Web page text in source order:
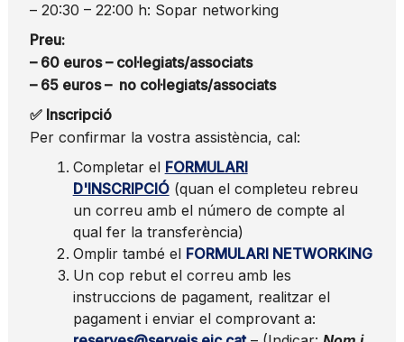
– 20:30 – 22:00 h: Sopar networking
Preu:
– 60 euros – col·legiats/associats
– 65 euros – no col·legiats/associats
✅ Inscripció
Per confirmar la vostra assistència, cal:
Completar el FORMULARI
D'INSCRIPCIÓ(quan el completeu rebreu
un correu amb el número de compte al
qual fer la transferència)
Omplir també el FORMULARI NETWORKING
Un cop rebut el correu amb les
instruccions de pagament, realitzar el
pagament i enviar el comprovant a: